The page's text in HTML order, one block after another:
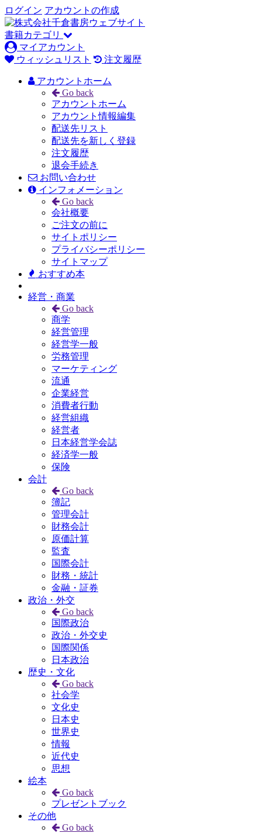
ログイン アカウントの作成
書籍カテゴリ
マイアカウント
ウィッシュリスト
注文履歴
アカウントホーム
Go back
アカウントホーム
アカウント情報編集
配送先リスト
配送先を新しく登録
注文履歴
退会手続き
お問い合わせ
インフォメーション
Go back
会社概要
ご注文の前に
サイトポリシー
プライバシーポリシー
サイトマップ
おすすめ本
経営・商業
Go back
商学
経営管理
経営学一般
労務管理
マーケティング
流通
企業経営
消費者行動
経営組織
経営者
日本経営学会誌
経済学一般
保険
会計
Go back
簿記
管理会計
財務会計
原価計算
監査
国際会計
財務・統計
金融・証券
政治・外交
Go back
国際政治
政治・外交史
国際関係
日本政治
歴史・文化
Go back
社会学
文化史
日本史
世界史
情報
近代史
思想
絵本
Go back
プレゼントブック
その他
Go back